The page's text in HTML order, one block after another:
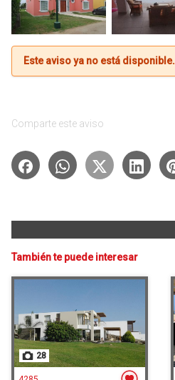
Este aviso ya no está disponible.
Comparte este aviso
También te puede interesar
28